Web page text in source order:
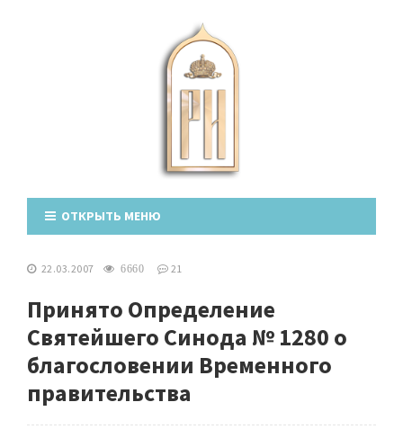
ОТКРЫТЬ МЕНЮ
22.03.2007 6660 21
Принято Определение
Святейшего Синода № 1280 о
благословении Временного
правительства